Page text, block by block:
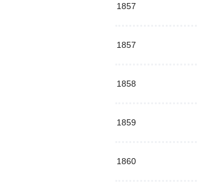
1857
1857
1858
1859
1860